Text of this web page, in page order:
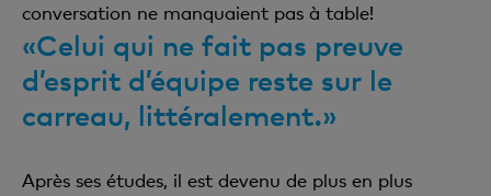
conversation ne manquaient pas à table!
«Celui qui ne fait pas preuve
d’esprit d’équipe reste sur le
carreau, littéralement.»
Après ses études, il est devenu de plus en plus